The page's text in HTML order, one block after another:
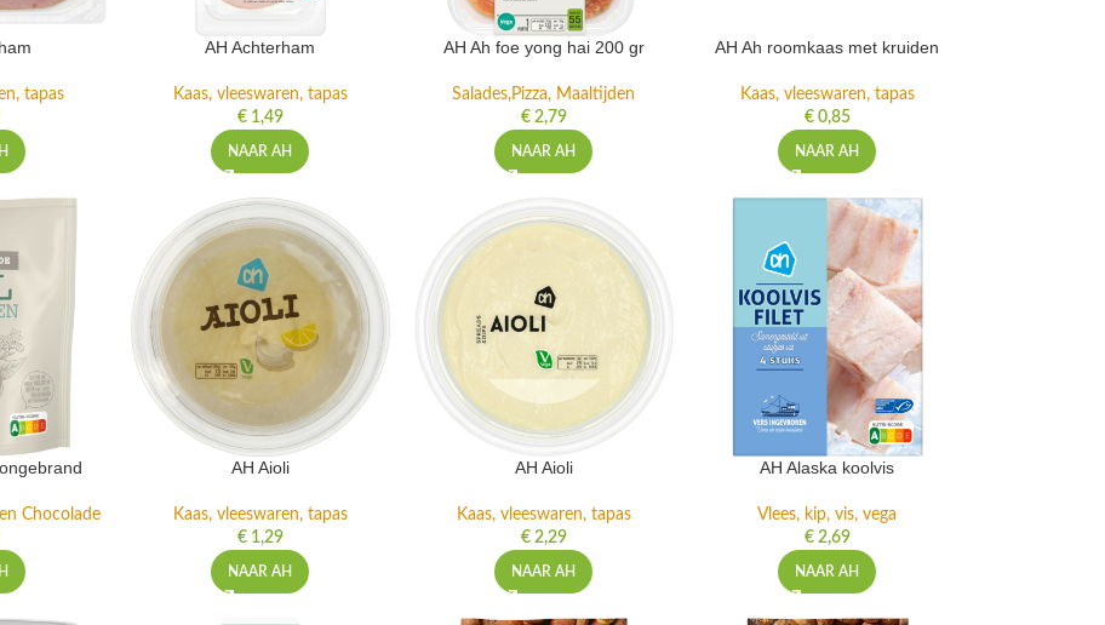
tapas
AH Achterham
Kaas, vleeswaren, tapas
€1,49
NAAR AH
AH Ah foe yong hai 200 gr
Salades,Pizza, Maaltijden
€2,79
NAAR AH
AH Ah roomkaas met kruiden
Kaas, vleeswaren, tapas
€0,85
NAAR AH
Chocolade
AH Aioli
Kaas, vleeswaren, tapas
€1,29
NAAR AH
AH Aioli
Kaas, vleeswaren, tapas
€2,29
NAAR AH
AH Alaska koolvis
Vlees, kip, vis, vega
€2,69
NAAR AH